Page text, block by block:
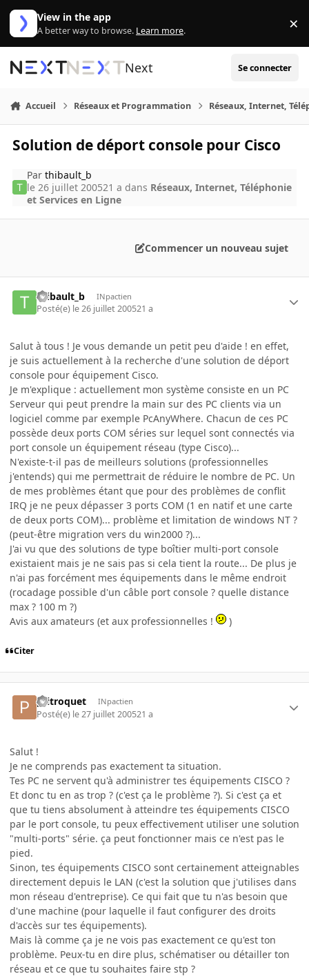
Aller au contenu
View in the app
A better way to browse. Learn more. ×
Next Se connecter
Accueil Réseaux et Programmation Réseaux, Internet,
Solution de déport console pour Cisco
Parthibault_b
le 26 juillet 200521 a dans Réseaux, Internet, Téléphonie
et Services en Ligne
Commencer un nouveau sujet
thibault_b INpactien
Posté(e) le 26 juillet 200521 a
Salut à tous ! Je vous demande un petit peu d'aide ! en effet,
je suis actuellement à la recherche d'une solution de déport
console pour équipement Cisco.
Je m'explique : actuellement mon système consiste en un PC
Serveur qui peut prendre la main sur des PC clients via un
logiciel comme par exemple PcAnyWhere. Chacun de ces PC
possède deux ports COM séries sur lequel sont connectés via
port console un équipement réseau (type Cisco)...
N'existe-t-il pas de meilleurs solutions (professionnelles
j'entends) qui me permettrait de réduire le nombre de PC. Un
de mes problèmes étant que pour des problèmes de conflit
IRQ je ne peux dépasser 3 ports COM (1 en natif et une carte
de deux ports COM)... problème et limitation de windows NT ?
(peut-être migration vers du win2000 ?)...
J'ai vu que des solutions de type boîtier multi-port console
existaient mais je ne sais pas si cela tient la route... De plus je
n'ai pas forcément mes équipements dans le même endroit
(rocadage possible d'un câble port console ? quelle distance
max ? 100 m ?)
Avis aux amateurs (et aux professionnelles !
)
Citer
ptitroquet INpactien
Posté(e) le 27 juillet 200521 a
Salut !
Je ne comprends pas exactement ta situation.
Tes PC ne servent qu'à administrer tes équipements CISCO ?
Et donc tu en as trop ? (c'est ça le problème ?). Si c'est ça et
que tu tiens absolument à atteindre tes équipements CISCO
par le port console, tu peux effectivement utiliser une solution
"multi-ports" série. ça peut fonctionner mais ce n'est pas le
pied.
Sinon, tes équipements CISCO sont certainement atteignables
directement depuis le LAN (c'est la solution que j'utilises dans
mon réseau d'entreprise). Ce qui fait que tu n'as besoin que
d'une machine (pour laquelle il faut configurer des droits
d'accès sur tes équipements).
Mais là comme ça je ne vois pas exactement ce qu'est ton
problème. Peux-tu en dire plus, schématiser ou détailler ton
réseau et ce que tu souhaites faire stp ?